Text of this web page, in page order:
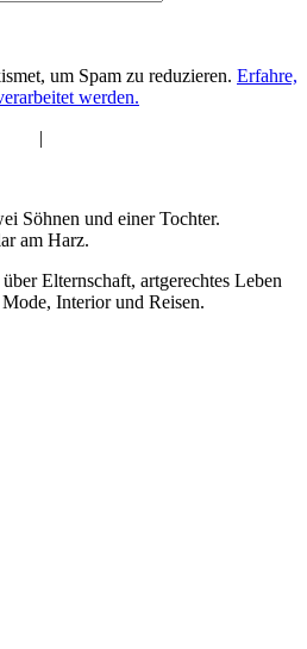
um Spam zu reduzieren. Erfahre,
werden.
|
Söhnen und einer Tochter.
am Harz.
Elternschaft, artgerechtes Leben
Interior und Reisen.